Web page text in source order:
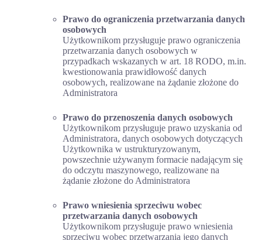
Prawo do ograniczenia przetwarzania danych
osobowych
Użytkownikom przysługuje prawo ograniczenia
przetwarzania danych osobowych w
przypadkach wskazanych w art. 18 RODO, m.in.
kwestionowania prawidłowość danych
osobowych, realizowane na żądanie złożone do
Administratora
Prawo do przenoszenia danych osobowych
Użytkownikom przysługuje prawo uzyskania od
Administratora, danych osobowych dotyczących
Użytkownika w ustrukturyzowanym,
powszechnie używanym formacie nadającym się
do odczytu maszynowego, realizowane na
żądanie złożone do Administratora
Prawo wniesienia sprzeciwu wobec
przetwarzania danych osobowych
Użytkownikom przysługuje prawo wniesienia
sprzeciwu wobec przetwarzania jego danych